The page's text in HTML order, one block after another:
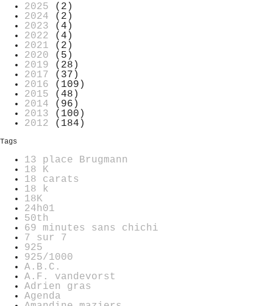
2025 (2)
2024 (2)
2023 (4)
2022 (4)
2021 (2)
2020 (5)
2019 (28)
2017 (37)
2016 (109)
2015 (48)
2014 (96)
2013 (100)
2012 (184)
Tags
13 place Brugmann
18 K
18 carats
18 k
18K
24h01
50th
69 minutes sans chichi
7 sur 7
925
925/1000
A.B.C.
A.F. vandevorst
Adrien gras
Agenda